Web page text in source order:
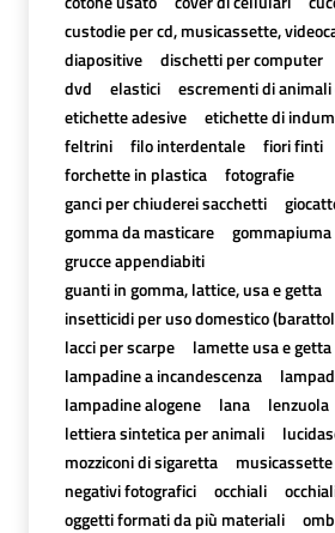
custodie per cd, musicassette,
diapositive
dischetti per computer
dvd
elastici
escrementi di
etichette adesive
etichette di
feltrini
filo interdentale fiori finti
forchette in plastica
fotografie
ganci per chiuderei sacchetti
gomma da masticare
gommapiuma
grucce appendiabiti
guanti in gomma, lattice, usa e getta
insetticidi per uso domestico
lacci per scarpe
lamette usa e getta
lampadine a incandescenza
lampadine alogene
lana
lenzuola
lettiera sintetica per animali
mozziconi di sigaretta
musicassette
negativi fotografici
occhiali
oggetti formati da più materiali